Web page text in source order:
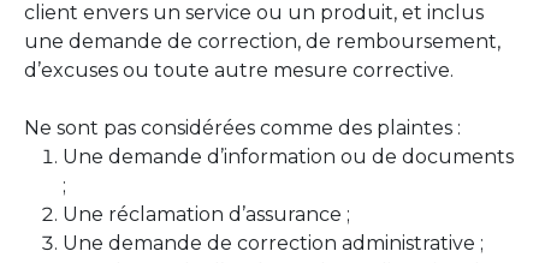
client envers un service ou un produit, et inclus
une demande de correction, de remboursement,
d’excuses ou toute autre mesure corrective.
Ne sont pas considérées comme des plaintes :
Une demande d’information ou de documents
;
Une réclamation d’assurance ;
Une demande de correction administrative ;